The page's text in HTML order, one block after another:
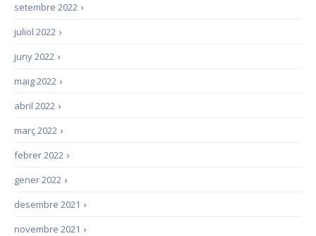
›
setembre 2022
›
juliol 2022
›
juny 2022
›
maig 2022
›
abril 2022
›
març 2022
›
febrer 2022
›
gener 2022
›
desembre 2021
›
novembre 2021